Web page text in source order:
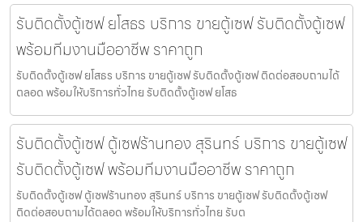
รับติดตั้งตู้เซฟ ยโสธร บริการ ขายตู้เซฟ รับติดตั้งตู้เซฟ
พร้อมทีมงานมืออาชีพ ราคาถูก
รับติดตั้งตู้เซฟ ยโสธร บริการ ขายตู้เซฟ รับติดตั้งตู้เซฟ ติดต่อสอบถามได้
ตลอด พร้อมให้บริการทั่วไทย รับติดตั้งตู้เซฟ ยโสธ
รับติดตั้งตู้เซฟ ตู้เซฟร้านทอง สุรินทร์ บริการ ขายตู้เซฟ
รับติดตั้งตู้เซฟ พร้อมทีมงานมืออาชีพ ราคาถูก
รับติดตั้งตู้เซฟ ตู้เซฟร้านทอง สุรินทร์ บริการ ขายตู้เซฟ รับติดตั้งตู้เซฟ
ติดต่อสอบถามได้ตลอด พร้อมให้บริการทั่วไทย รับต